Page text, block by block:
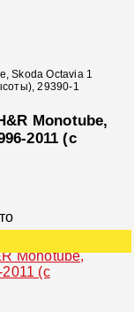
Skoda Octavia 1
29390-1
Monotube,
2011 (с